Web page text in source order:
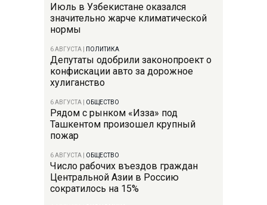
Июль в Узбекистане оказался
значительно жарче климатической
нормы
6 АВГУСТА ПОЛИТИКА
Депутаты одобрили законопроект о
конфискации авто за дорожное
хулиганство
6 АВГУСТА ОБЩЕСТВО
Рядом с рынком «Изза» под
Ташкентом произошел крупный
пожар
6 АВГУСТА ОБЩЕСТВО
Число рабочих въездов граждан
Центральной Азии в Россию
сократилось на 15%